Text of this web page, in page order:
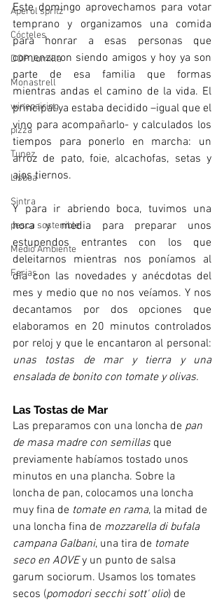
Aperol spritz
Cócteles
DOP Jumilla
Monastrell
winepairing
pizza
Tunez
Lisboa
Sintra
pesca sostenible
Medio Ambiente
Ferias
Este domingo aprovechamos para votar
temprano y organizamos una comida
para honrar a esas personas que
comenzaron siendo amigos y hoy ya son
parte de esa familia que formas
mientras andas el camino de la vida. El
principal ya estaba decidido –igual que el
vino para acompañarlo- y calculados los
tiempos para ponerlo en marcha: un
arroz de pato, foie, alcachofas, setas y
ajos tiernos.
Y para ir abriendo boca, tuvimos una
hora y media para preparar unos
estupendos entrantes con los que
deleitarnos mientras nos poníamos al
día con las novedades y anécdotas del
mes y medio que no nos veíamos. Y nos
decantamos por dos opciones que
elaboramos en 20 minutos controlados
unas tostas de mar y tierra y una
ensalada de bonito con tomate y olivas.
Las Tostas de Mar
Las preparamos con una loncha de pan
de masa madre con semillas que
previamente habíamos tostado unos
minutos en una plancha. Sobre la
loncha de pan, colocamos una loncha
muy fina de tomate en rama, la mitad de
una loncha fina de mozzarella di bufala
campana Galbani, una tira de tomate
seco en AOVE y un punto de salsa
garum sociorum. Usamos los tomates
secos (pomodori secchi sott' olio) de